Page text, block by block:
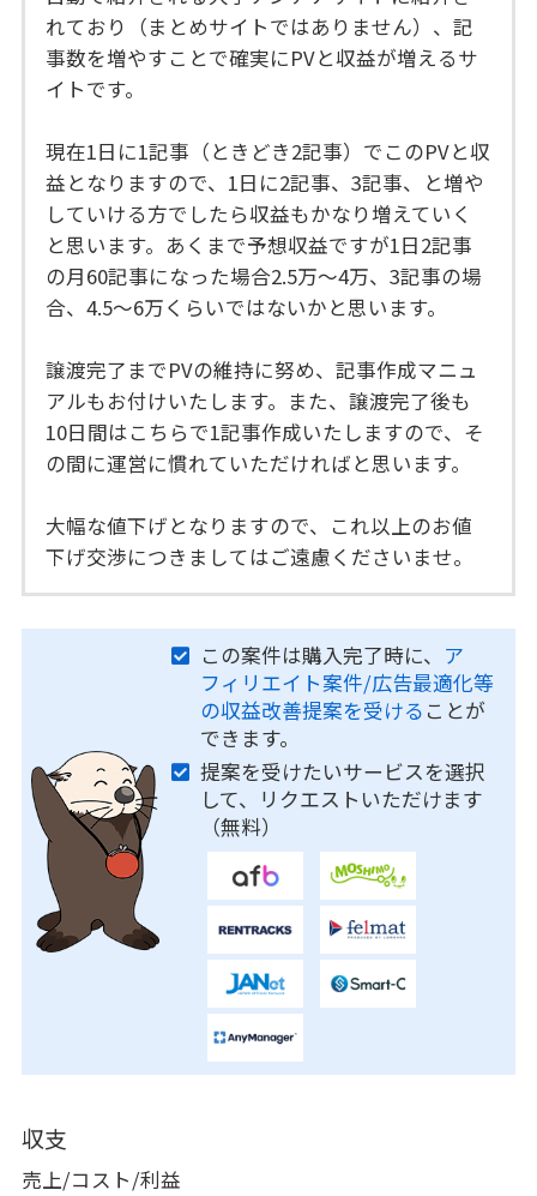
れており（まとめサイトではありません）、記
事数を増やすことで確実にPVと収益が増えるサ
イトです。
現在1日に1記事（ときどき2記事）でこのPVと収
益となりますので、1日に2記事、3記事、と増や
していける方でしたら収益もかなり増えていく
と思います。あくまで予想収益ですが1日2記事
の月60記事になった場合2.5万～4万、3記事の場
合、4.5～6万くらいではないかと思います。
譲渡完了までPVの維持に努め、記事作成マニュ
アルもお付けいたします。また、譲渡完了後も
10日間はこちらで1記事作成いたしますので、そ
の間に運営に慣れていただければと思います。
大幅な値下げとなりますので、これ以上のお値
下げ交渉につきましてはご遠慮くださいませ。
この案件は購入完了時に、 ア
フィリエイト案件/広告最適化等
の収益改善提案を受ける ことが
できます。
提案を受けたいサービスを選択
して、リクエストいただけます
（無料）
収支
売上/コスト/利益